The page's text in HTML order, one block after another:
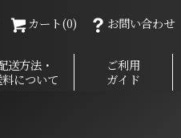
カート(0) お問い合わせ
送方法・
について
ご利用
ガイド